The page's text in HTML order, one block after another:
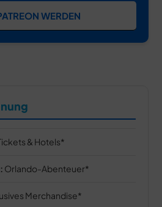
WERDEN
& Hotels
Orlando-Abenteuer
Merchandise